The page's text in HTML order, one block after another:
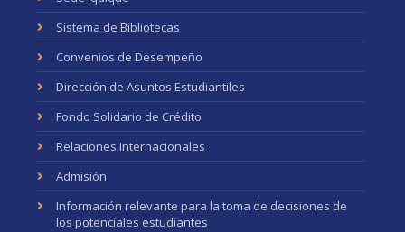
Sistema de Bibliotecas
Convenios de Desempeño
Dirección de Asuntos Estudiantiles
Fondo Solidario de Crédito
Relaciones Internacionales
Admisión
Información relevante para la toma de decisiones de
los potenciales estudiantes